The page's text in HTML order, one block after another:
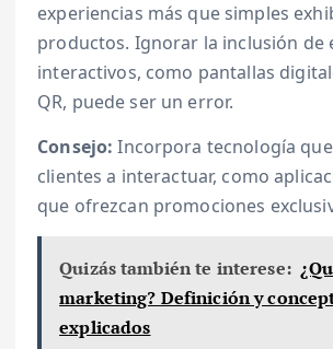
experiencias más que simples
productos. Ignorar la inclusión de
interactivos, como pantallas
QR, puede ser un error.
Consejo: Incorpora tecnología
clientes a interactuar, como
que ofrezcan promociones
Quizás también te interese:
marketing? Definición y
explicados